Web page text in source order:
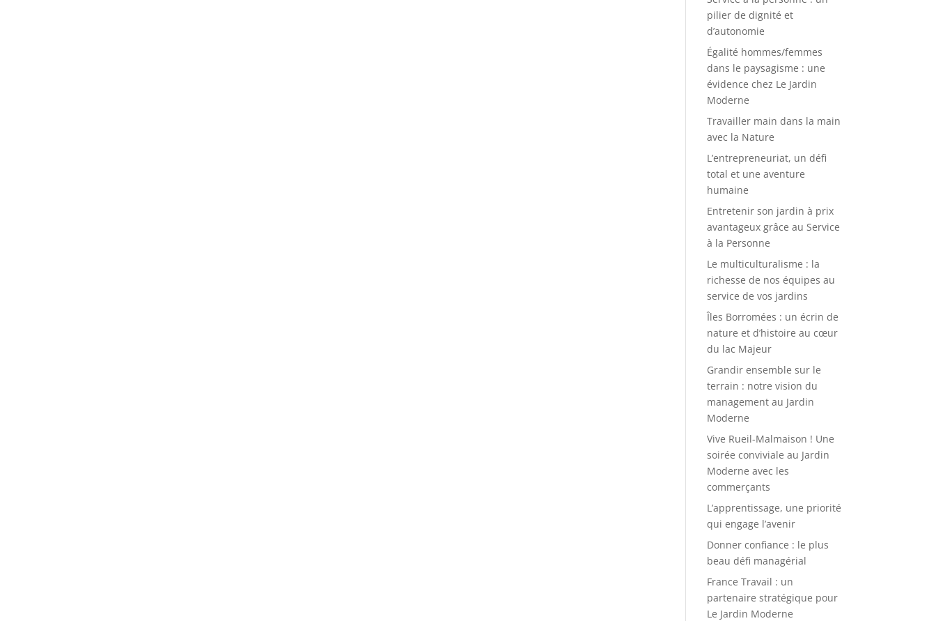
pilier de dignité et
d’autonomie
Égalité hommes/femmes
dans le paysagisme : une
évidence chez Le Jardin
Moderne
Travailler main dans la main
avec la Nature
L’entrepreneuriat, un défi
total et une aventure
humaine
Entretenir son jardin à prix
avantageux grâce au Service
à la Personne
Le multiculturalisme : la
richesse de nos équipes au
service de vos jardins
Îles Borromées : un écrin de
nature et d’histoire au cœur
du lac Majeur
Grandir ensemble sur le
terrain : notre vision du
management au Jardin
Moderne
Vive Rueil-Malmaison ! Une
soirée conviviale au Jardin
Moderne avec les
commerçants
L’apprentissage, une priorité
qui engage l’avenir
Donner confiance : le plus
beau défi managérial
France Travail : un
partenaire stratégique pour
Le Jardin Moderne